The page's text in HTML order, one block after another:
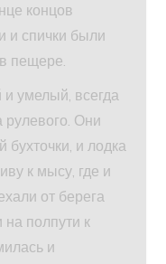
концов
и спички были
пещере.
умелый, всегда
рулевого. Они
бухточки, и лодка
к мысу, где и
от берега
полпути к
и